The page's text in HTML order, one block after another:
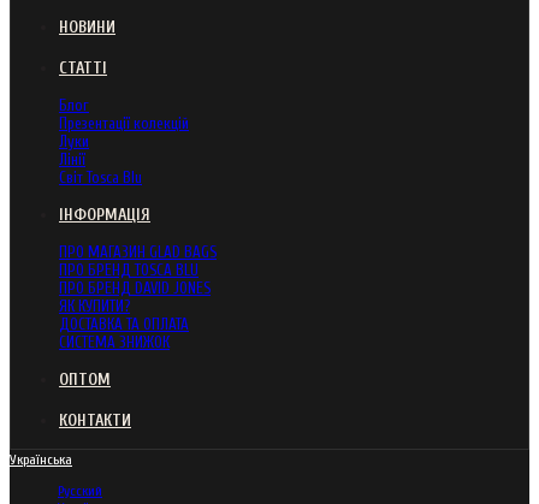
НОВИНИ
СТАТТІ
Блог
Презентації колекцій
Луки
Лінії
Світ Tosca Blu
ІНФОРМАЦІЯ
ПРО МАГАЗИН GLAD BAGS
ПРО БРЕНД TOSCA BLU
ПРО БРЕНД DAVID JONES
ЯК КУПИТИ?
ДОСТАВКА ТА ОПЛАТА
СИСТЕМА ЗНИЖОК
ОПТОМ
КОНТАКТИ
Українська
Русский